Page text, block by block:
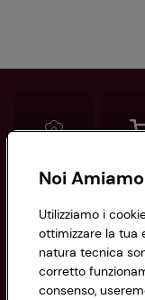
Conad
Informazioni
Privacy Policy
Noi
Utilizziamo i
ottimizzare la tua
natura tecnica
corretto
consenso,